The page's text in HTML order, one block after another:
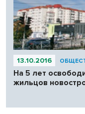
13.10.2016
На 5 лет
жильцов